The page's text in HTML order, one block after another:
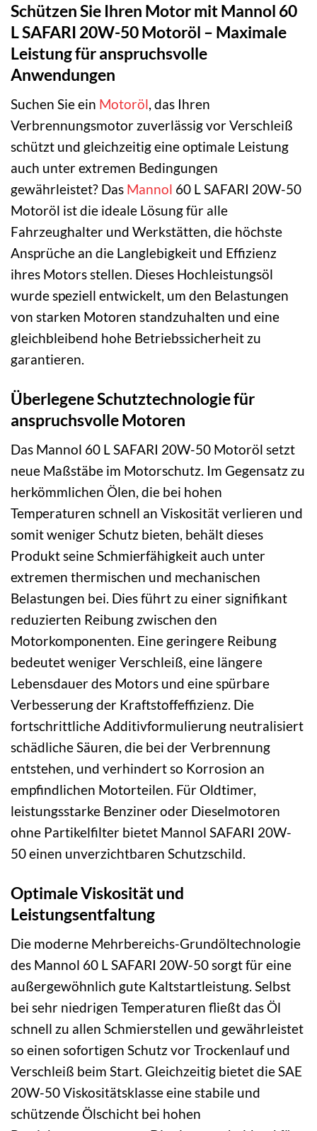
Schützen Sie Ihren Motor mit Mannol 60
L SAFARI 20W-50 Motoröl – Maximale
Leistung für anspruchsvolle
Anwendungen
Suchen Sie ein Motoröl, das Ihren
Verbrennungsmotor zuverlässig vor Verschleiß
schützt und gleichzeitig eine optimale Leistung
auch unter extremen Bedingungen
gewährleistet? Das Mannol 60 L SAFARI 20W-50
Motoröl ist die ideale Lösung für alle
Fahrzeughalter und Werkstätten, die höchste
Ansprüche an die Langlebigkeit und Effizienz
ihres Motors stellen. Dieses Hochleistungsöl
wurde speziell entwickelt, um den Belastungen
von starken Motoren standzuhalten und eine
gleichbleibend hohe Betriebssicherheit zu
garantieren.
Überlegene Schutztechnologie für
anspruchsvolle Motoren
Das Mannol 60 L SAFARI 20W-50 Motoröl setzt
neue Maßstäbe im Motorschutz. Im Gegensatz zu
herkömmlichen Ölen, die bei hohen
Temperaturen schnell an Viskosität verlieren und
somit weniger Schutz bieten, behält dieses
Produkt seine Schmierfähigkeit auch unter
extremen thermischen und mechanischen
Belastungen bei. Dies führt zu einer signifikant
reduzierten Reibung zwischen den
Motorkomponenten. Eine geringere Reibung
bedeutet weniger Verschleiß, eine längere
Lebensdauer des Motors und eine spürbare
Verbesserung der Kraftstoffeffizienz. Die
fortschrittliche Additivformulierung neutralisiert
schädliche Säuren, die bei der Verbrennung
entstehen, und verhindert so Korrosion an
empfindlichen Motorteilen. Für Oldtimer,
leistungsstarke Benziner oder Dieselmotoren
ohne Partikelfilter bietet Mannol SAFARI 20W-
50 einen unverzichtbaren Schutzschild.
Optimale Viskosität und
Leistungsentfaltung
Die moderne Mehrbereichs-Grundöltechnologie
des Mannol 60 L SAFARI 20W-50 sorgt für eine
außergewöhnlich gute Kaltstartleistung. Selbst
bei sehr niedrigen Temperaturen fließt das Öl
schnell zu allen Schmierstellen und gewährleistet
so einen sofortigen Schutz vor Trockenlauf und
Verschleiß beim Start. Gleichzeitig bietet die SAE
20W-50 Viskositätsklasse eine stabile und
schützende Ölschicht bei hohen